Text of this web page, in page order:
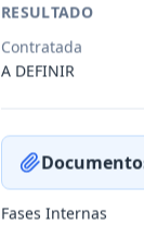
REGISTRO
REGISTRO DE
RESULTADO
Contratada
A DEFINIR
Fases Internas